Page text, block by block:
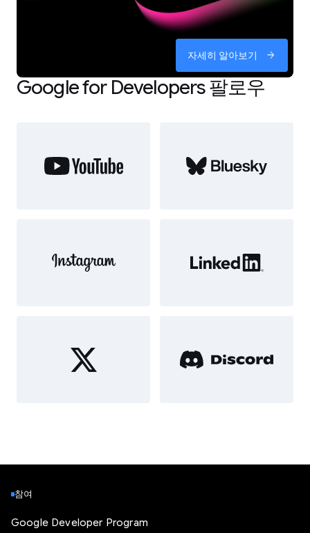
자세히 알아보기 arrow_forward
Google for Developers 팔로우
참여
Google Developer Program